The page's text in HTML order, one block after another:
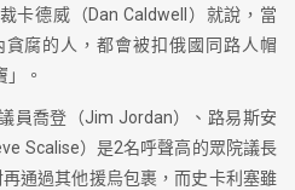
卡德威（Dan Caldwell）就說，當
腐的人，都會被扣俄國同路人帽
。
員喬登（Jim Jordan）、路易斯安
Scalise）是2名呼聲高的眾院議長
通過其他援烏包裹，而史卡利塞雖